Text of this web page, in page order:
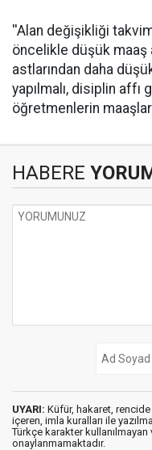
''Alan değişikliği
öncelikle düşük maaş
astlarından daha
yapılmalı, disiplin affı
öğretmenlerin
HABERE
UYARI: Küfür, hakaret,
içeren, imla kuralları ile
Türkçe karakter
onaylanmamaktadır.